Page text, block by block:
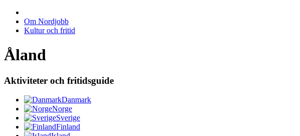
Om Nordjobb
Kultur och fritid
Åland
Aktiviteter och fritidsguide
Danmark
Norge
Sverige
Finland